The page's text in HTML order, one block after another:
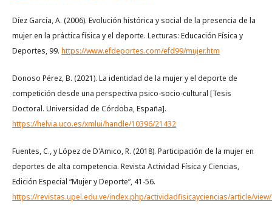
Díez García, A. (2006). Evolución histórica y social de la presencia de la
mujer en la práctica física y el deporte. Lecturas: Educación Física y
Deportes, 99. https://www.efdeportes.com/efd99/mujer.htm
Donoso Pérez, B. (2021). La identidad de la mujer y el deporte de
competición desde una perspectiva psico-socio-cultural [Tesis
Doctoral. Universidad de Córdoba, España].
https://helvia.uco.es/xmlui/handle/10396/21432
Fuentes, C., y López de D'Amico, R. (2018). Participación de la mujer en
deportes de alta competencia. Revista Actividad Física y Ciencias,
Edición Especial “Mujer y Deporte”, 41-56.
https://revistas.upel.edu.ve/index.php/actividadfisicayciencias/article/